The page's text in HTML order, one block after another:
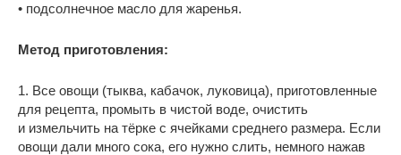
• подсолнечное масло для жаренья.
Метод приготовления:
1. Все овощи (тыква, кабачок, луковица), приготовленные
для рецепта, промыть в чистой воде, очистить
и измельчить на тёрке с ячейками среднего размера. Если
овощи дали много сока, его нужно слить, немного нажав